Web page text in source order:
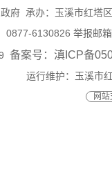
府 承办：玉溪市红塔
0877-6130826 举报邮
备案号：滇ICP备
运行维护：玉溪市
网